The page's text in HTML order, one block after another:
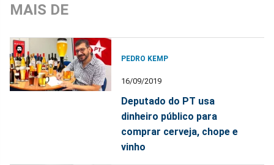
MAIS DE
PEDRO KEMP
16/09/2019
Deputado do PT usa
dinheiro público para
comprar cerveja, chope e
vinho